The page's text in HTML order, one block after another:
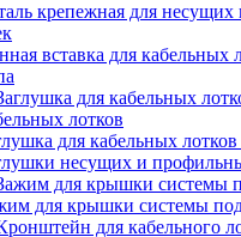
крепежная для
вставка для кабельных
лотков
для кабельных
несущих и
для крышки системы